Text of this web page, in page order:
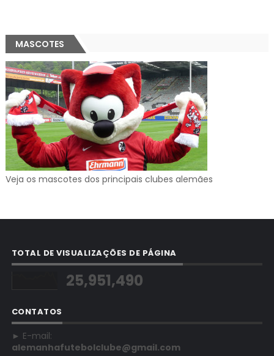
MASCOTES
Veja os mascotes dos principais clubes alemães
TOTAL DE VISUALIZAÇÕES DE PÁGINA
25,951,490
CONTATOS
► E-mail:
alemanhafutebolclube@gmail.com